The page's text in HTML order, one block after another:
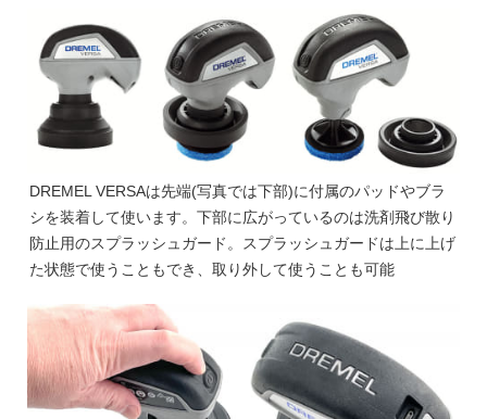
DREMEL VERSAは先端(写真では下部)に付属のパッドやブラ
シを装着して使います。下部に広がっているのは洗剤飛び散り
防止用のスプラッシュガード。スプラッシュガードは上に上げ
た状態で使うこともでき、取り外して使うことも可能